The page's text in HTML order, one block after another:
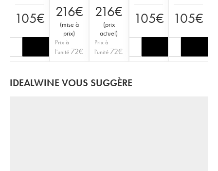
105€ 216€
(mise à
prix)
Prix à
l'unité 72€
216€
(prix
actuel)
Prix à
l'unité 72€
105€ 105€
IDEALWINE VOUS SUGGÈRE